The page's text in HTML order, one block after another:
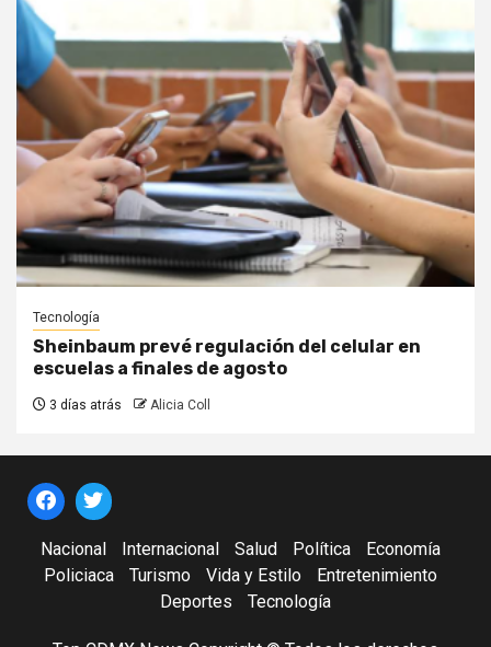
Tecnología
Sheinbaum prevé regulación del celular en
escuelas a finales de agosto
3 días atrás Alicia Coll
Nacional Internacional Salud Política
Economía
Policiaca
Turismo Vida y Estilo
Entretenimiento
Deportes
Tecnología